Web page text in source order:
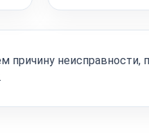
причину неисправности,